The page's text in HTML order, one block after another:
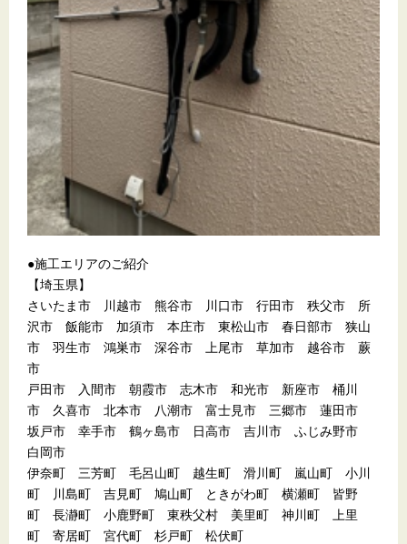
●施工エリアのご紹介
【埼玉県】
さいたま市 川越市 熊谷市 川口市 行田市 秩父市 所
沢市 飯能市 加須市 本庄市 東松山市 春日部市 狭山
市 羽生市 鴻巣市 深谷市 上尾市 草加市 越谷市 蕨
市
戸田市 入間市 朝霞市 志木市 和光市 新座市 桶川
市 久喜市 北本市 八潮市 富士見市 三郷市 蓮田市
坂戸市 幸手市 鶴ヶ島市 日高市 吉川市 ふじみ野市
白岡市
伊奈町 三芳町 毛呂山町 越生町 滑川町 嵐山町 小川
町 川島町 吉見町 鳩山町 ときがわ町 横瀬町 皆野
町 長瀞町 小鹿野町 東秩父村 美里町 神川町 上里
町 寄居町 宮代町 杉戸町 松伏町